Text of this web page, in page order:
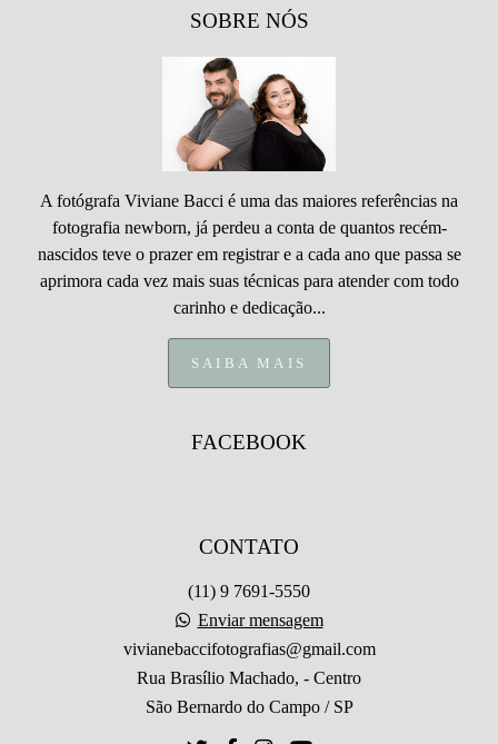
SOBRE NÓS
A fotógrafa Viviane Bacci é uma das maiores referências na
fotografia newborn, já perdeu a conta de quantos recém-
nascidos teve o prazer em registrar e a cada ano que passa se
aprimora cada vez mais suas técnicas para atender com todo
carinho e dedicação...
SAIBA MAIS
FACEBOOK
CONTATO
(11) 9 7691-5550
Enviar mensagem
vivianebaccifotografias@gmail.com
Rua Brasílio Machado, - Centro
São Bernardo do Campo / SP